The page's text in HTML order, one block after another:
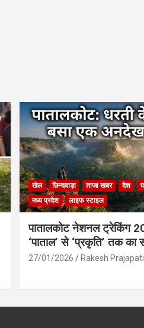
खेल छिन्दवाड़ा ताजा खबर देश
मध्य प्रदेश
लाइफ स्टाइल
पातालकोट नेशनल ट्रेकिंग
‘पाताल’ से ‘प्रकृति’ तक का
27/01/2026 Rakesh Prajapati